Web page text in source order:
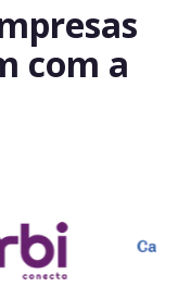
com a